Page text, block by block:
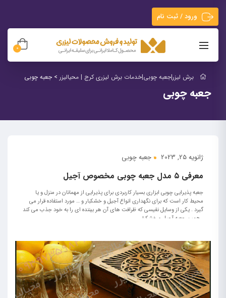
ورود / ثبت نام
0
برش لیزر|جعبه چوبی|خدمات برش لیزری کرج | محیالیزر > جعبه چوبی
جعبه چوبی
ژانویه 25, 2023 جعبه چوبی
معرفی ۵ مدل جعبه چوبی مخصوص آجیل
جعبه پذیرایی چوبی ابزاری بسیار کاربردی برای پذیرایی از مهمانان در منزل و یا
محیط کار است که برای نگهداری انواع آجیل و خشکبار و … مورد استفاده قرار می
گیرد . یکی از وسایل نفیسی که ظرافت های آن هر بیننده ای را به خود جذب می کند
، همین جعبه آجیل و خشکبار